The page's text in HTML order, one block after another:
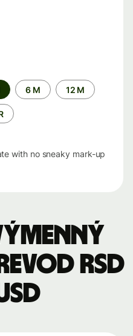
6 M 12 M
with no sneaky mark-up
RSD